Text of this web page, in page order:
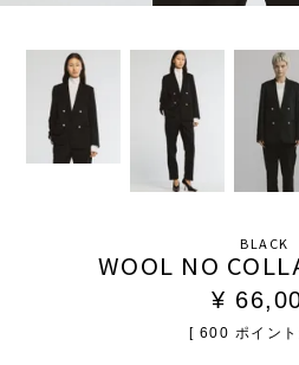
BLACK
WOOL NO
¥
[ 600 ポイン